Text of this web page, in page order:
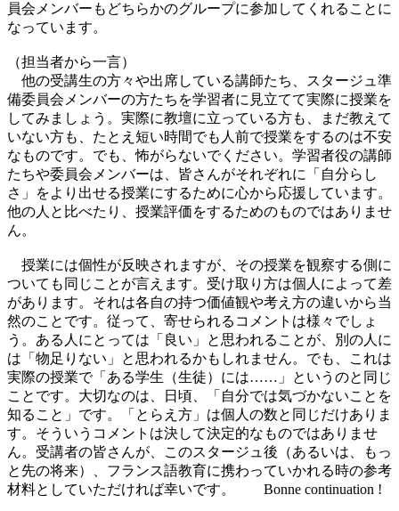
員会メンバーもどちらかのグループに参加してくれることに
なっています。
（担当者から一言）
他の受講生の方々や出席している講師たち、スタージュ準
備委員会メンバーの方たちを学習者に見立てて実際に授業を
してみましょう。実際に教壇に立っている方も、まだ教えて
いない方も、たとえ短い時間でも人前で授業をするのは不安
なものです。でも、怖がらないでください。学習者役の講師
たちや委員会メンバーは、皆さんがそれぞれに「自分らし
さ」をより出せる授業にするために心から応援しています。
他の人と比べたり、授業評価をするためのものではありませ
ん。
授業には個性が反映されますが、その授業を観察する側に
ついても同じことが言えます。受け取り方は個人によって差
があります。それは各自の持つ価値観や考え方の違いから当
然のことです。従って、寄せられるコメントは様々でしょ
う。ある人にとっては「良い」と思われることが、別の人に
は「物足りない」と思われるかもしれません。でも、これは
実際の授業で「ある学生（生徒）には……」というのと同じ
ことです。大切なのは、日頃、「自分では気づかないことを
知ること」です。「とらえ方」は個人の数と同じだけありま
す。そういうコメントは決して決定的なものではありませ
ん。受講者の皆さんが、このスタージュ後（あるいは、もっ
と先の将来）、フランス語教育に携わっていかれる時の参考
材料としていただければ幸いです。 Bonne continuation !